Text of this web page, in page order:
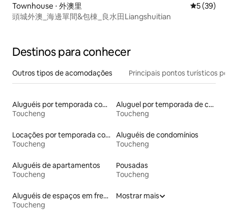
Townhouse ⋅ 外澳里 5 de uma
5 (39)
頭城外澳_海邊單間&包棟_良水田Liangshuitian
Destinos para conhecer
Outros tipos de acomodações Principais pontos turísticos
Aluguéis por temporada com café da manhã
Toucheng
Aluguel por temporada de casas de hóspedes
Toucheng
Locações por temporada com piscina
Toucheng
Aluguéis de condomínios
Toucheng
Aluguéis de apartamentos
Toucheng
Pousadas
Toucheng
Aluguéis de espaços em frente à praia
Toucheng
Mostrar mais